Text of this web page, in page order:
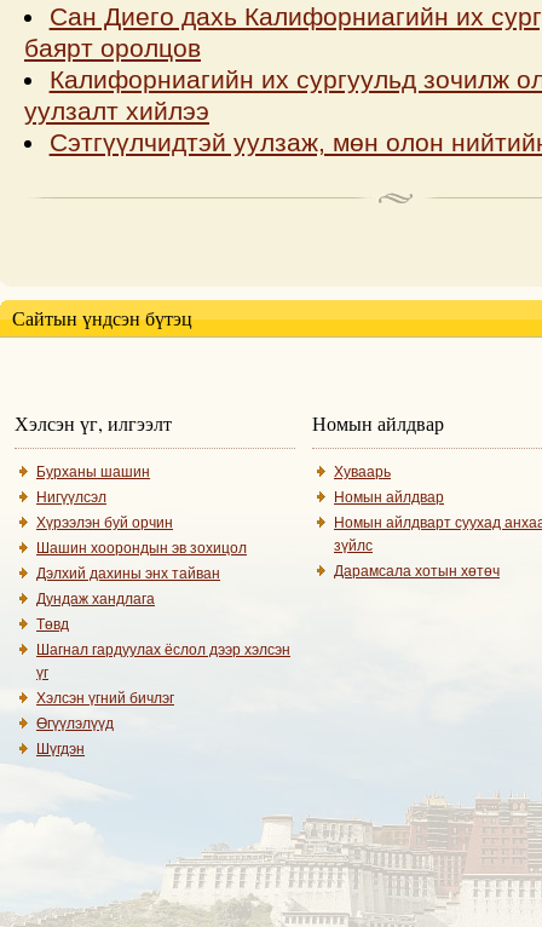
Сан Диего дахь Калифорниагийн их
баярт оролцов
Калифорниагийн их сургуульд зочилж
уулзалт хийлээ
Сэтгүүлчидтэй уулзаж, мөн олон
Сайтын үндсэн бүтэц
Хэлсэн үг, илгээлт
Бурханы шашин
Нигүүлсэл
Хүрээлэн буй орчин
Шашин хоорондын эв зохицол
Дэлхий дахины энх тайван
Дундаж хандлага
Төвд
Шагнал гардуулах ёслол дээр хэлсэн
үг
Хэлсэн үгний бичлэг
Өгүүлэлүүд
Шүгдэн
Номын айлдвар
Хуваарь
Номын айлдвар
Номын айлдварт суухад
зүйлс
Дарамсала хотын хөтөч